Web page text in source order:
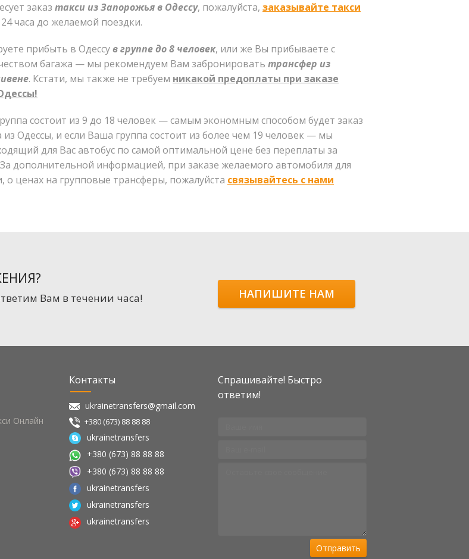
заказ такси из Запорожья в Одессу, пожалуйста, заказывайте такси
часа до желаемой поездки.
прибыть в Одессув группе до 8 человек, или же Вы прибываете с
багажа — мы рекомендуем Вам забронировать трансфер из
. Кстати, мы также не требуем никакой предоплаты при заказе
состоит из 9 до 18 человек — самым экономным способом будет заказ
из Одессы, и если Ваша группа состоит из более чем 19 человек — мы
для Вас автобус по самой оптимальной цене без переплаты за
дополнительной информацией, при заказе желаемого автомобиля для
о ценах на групповые трансферы, пожалуйста связывайтесь с нами
Вам в течении часа! НАПИШИТЕ НАМ
Онлайн
Контакты
ukrainetransfers@gmail.com
+380 (673) 88 88 88
ukrainetransfers
+380 (673) 88 88 88
+380 (673) 88 88 88
ukrainetransfers
ukrainetransfers
ukrainetransfers
Спрашивайте! Быстро
ответим!
Отправить